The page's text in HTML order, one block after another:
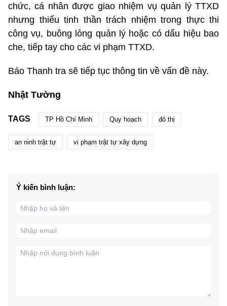
chức, cá nhân được giao nhiệm vụ quản lý TTXD
nhưng thiếu tinh thần trách nhiệm trong thực thi
công vụ, buông lỏng quản lý hoặc có dấu hiệu bao
che, tiếp tay cho các vi phạm TTXD.
Báo Thanh tra sẽ tiếp tục thông tin về vấn đề này.
Nhật Tường
TAGS TP Hồ Chí Minh Quy hoạch đô thị
an ninh trật tự vi phạm trật tự xây dựng
Ý kiến bình luận: